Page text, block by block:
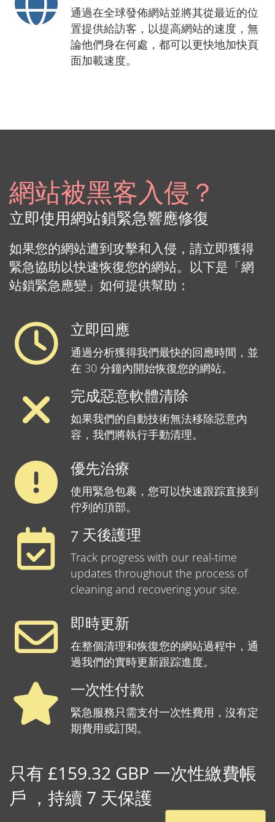
通過在全球發佈網站並將其從最近的位
置提供給訪客，以提高網站的速度，無
論他們身在何處，都可以更快地加快頁
面加載速度。
網站被黑客入侵？
立即使用網站鎖緊急響應修復
如果您的網站遭到攻擊和入侵，請立即獲得
緊急協助以快速恢復您的網站。以下是「網
站鎖緊急應變」如何提供幫助：
立即回應
通過分析獲得我們最快的回應時間，並
在 30 分鐘內開始恢復您的網站。
完成惡意軟體清除
如果我們的自動技術無法移除惡意內
容，我們將執行手動清理。
優先治療
使用緊急包裹，您可以快速跟踪直接到
佇列的頂部。
7 天後護理
Track progress with our real-time
updates throughout the process of
cleaning and recovering your site.
即時更新
在整個清理和恢復您的網站過程中，通
過我們的實時更新跟踪進度。
一次性付款
緊急服務只需支付一次性費用，沒有定
期費用或訂閱。
只有 £159.32 GBP 一次性繳費帳
戶 ，持續 7 天保護